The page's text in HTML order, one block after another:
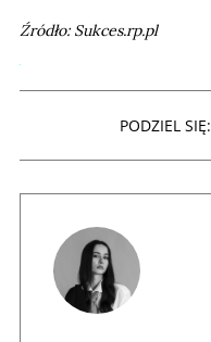
Źródło: Sukces.rp.pl
PODZIEL SIĘ: